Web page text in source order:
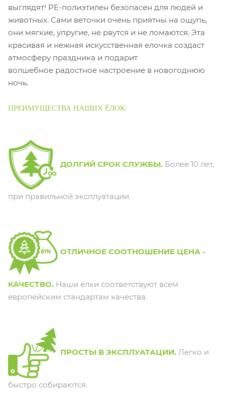
выглядят! PE-полиэтилен безопасен для людей и
животных. Сами веточки очень приятны на ощупь,
они мягкие, упругие, не рвутся и не ломаются. Эта
красивая и нежная искусственная елочка создаст
атмосферу праздника и подарит
волшебное радостное настроение в новогоднюю
ночь.
ПРЕИМУЩЕСТВА НАШИХ ЁЛОК:
ДОЛГИЙ СРОК СЛУЖБЫ. Более 10 лет,
при правильной эксплуатации.
ОТЛИЧНОЕ СООТНОШЕНИЕ ЦЕНА -
КАЧЕСТВО. Наши ёлки соответствуют всем
европейским стандартам качества.
ПРОСТЫ В ЭКСПЛУАТАЦИИ. Легко и
быстро собираются.